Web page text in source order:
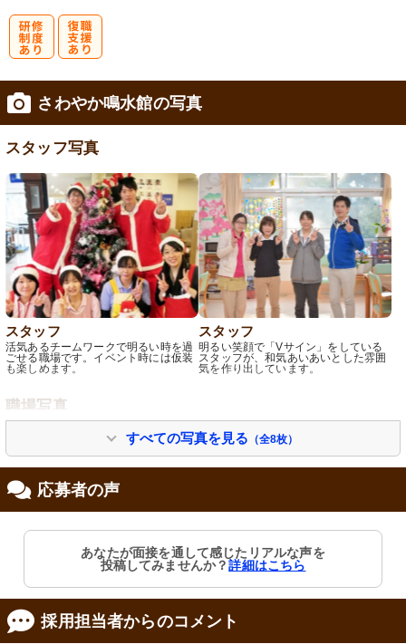
さわやか鳴水館の写真
スタッフ写真
スタッフ
活気あるチームワークで明るい時を過
ごせる職場です。イベント時には仮装
も楽しめます。
スタッフ
明るい笑顔で「Vサイン」をしている
スタッフが、和気あいあいとした雰囲
気を作り出しています。
職場写真
玄関入口
てくれます。AED設置の看板が目に優
しい安心感を与えています。
リビング・ダイニング
が、交流を促す空間を演出していま
す。明るく開放感のある部屋で、ゆと
すべての写真を見る （全8枚）
応募者の声
あなたが面接を通して感じたリアルな声を
投稿してみませんか？詳細はこちら
採用担当者からのコメント